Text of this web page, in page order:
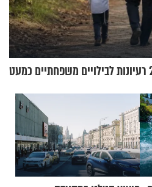
בלי להוציא מאות שקלים: 20 רעיונות לבילויים משפחתיים כמעט